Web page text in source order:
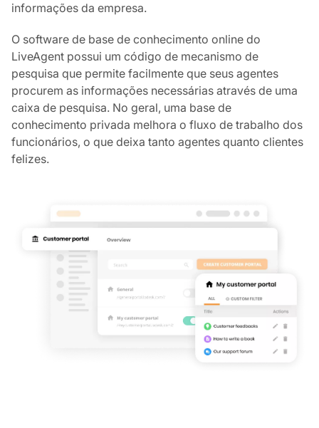
informações da empresa.
O software de base de conhecimento online do
LiveAgent possui um código de mecanismo de
pesquisa que permite facilmente que seus agentes
procurem as informações necessárias através de uma
caixa de pesquisa. No geral, uma base de
conhecimento privada melhora o fluxo de trabalho dos
funcionários, o que deixa tanto agentes quanto clientes
felizes.